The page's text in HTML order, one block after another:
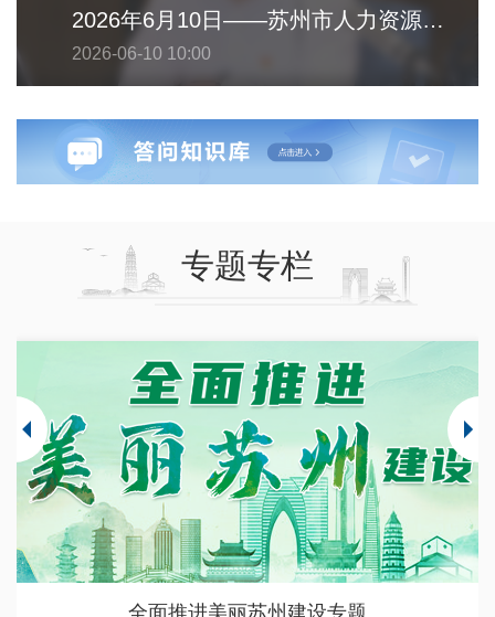
2026年6月10日——苏州市人力资源和社会保障局
2026-06-10 10:00
专题专栏